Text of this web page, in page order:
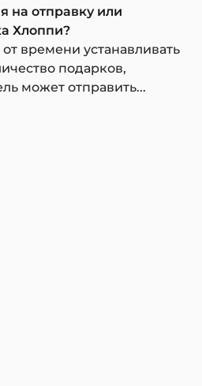
на отправку или
Хлоппи?
времени устанавливать
подарков,
может отправить...